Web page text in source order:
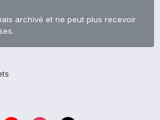
archivé et ne peut plus recevoir